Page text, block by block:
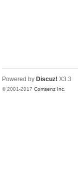
Powered by Discuz! X3.3
© 2001-2017 Comsenz Inc.